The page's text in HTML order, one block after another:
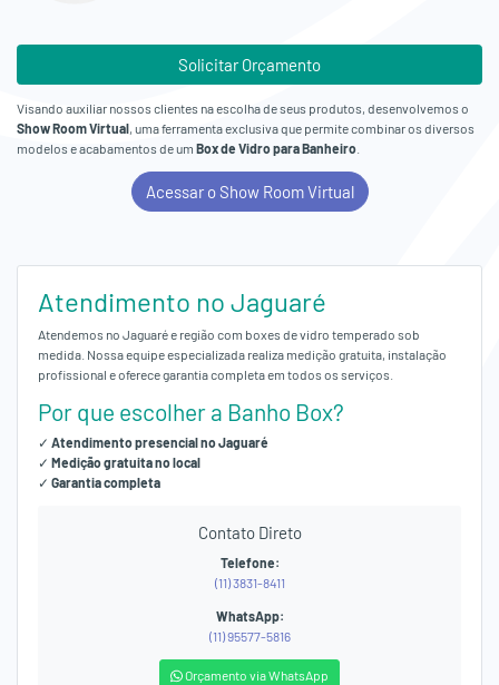
Solicitar Orçamento
Visando auxiliar nossos clientes na escolha de seus produtos, desenvolvemos o
Show Room Virtual , uma ferramenta exclusiva que permite combinar os diversos
modelos e acabamentos de um Box de Vidro para Banheiro
Acessar o Show Room Virtual
Atendimento no Jaguaré
Atendemos no Jaguaré e região com boxes de vidro temperado sob
medida. Nossa equipe especializada realiza medição gratuita, instalação
profissional e oferece garantia completa em todos os serviços.
Por que escolher a Banho Box?
✓ Atendimento presencial no Jaguaré
✓ Medição gratuita no local
✓ Garantia completa
Contato Direto
Telefone:
(11) 3831-8411
WhatsApp:
(11) 95577-5816
Orçamento via WhatsApp